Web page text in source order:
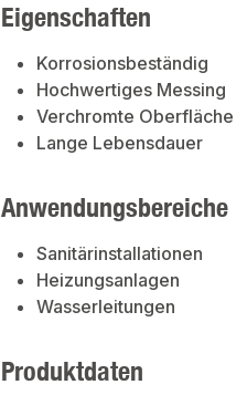
Eigenschaften
Korrosionsbeständig
Hochwertiges Messing
Verchromte Oberfläche
Lange Lebensdauer
Anwendungsbereiche
Sanitärinstallationen
Heizungsanlagen
Wasserleitungen
Produktdaten